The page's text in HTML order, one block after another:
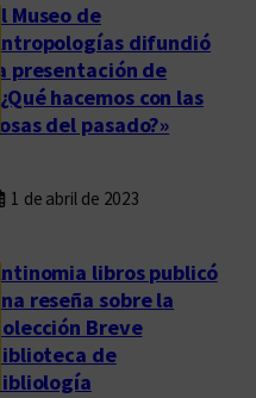
El Museo de
Antropologías difundió
la presentación de
«¿Qué hacemos con las
cosas del pasado?»
1 de abril de 2023
Antinomia libros publicó
una reseña sobre la
Colección Breve
Biblioteca de
Bibliología